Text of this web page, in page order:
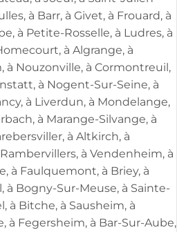
à Barr, à Givet, à Frouard, à
à Petite-Rosselle, à Ludres, à
à Algrange, à
à Nouzonville, à Cormontreuil,
à Nogent-Sur-Seine, à
à Liverdun, à Mondelange,
à Marange-Silvange, à
à Altkirch, à
à Vendenheim, à
à Faulquemont, à Briey, à
à Bogny-Sur-Meuse, à Sainte-
à Bitche, à Sausheim, à
à Fegersheim, à Bar-Sur-Aube,